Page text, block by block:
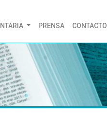
PRENSA CONTACTO